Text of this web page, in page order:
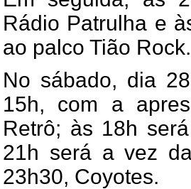
Rádio Patrulha e
ao palco Tião Rock.
No sábado, dia
15h, com a
Retrô; às 18h
21h será a vez
23h30, Coyotes.